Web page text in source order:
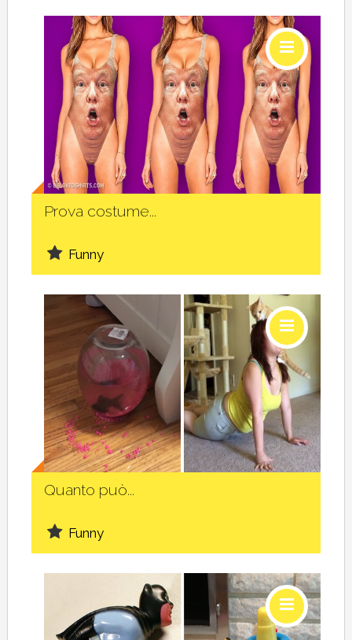
Prova costume...
Funny
Social
Quanto può...
Funny
Social